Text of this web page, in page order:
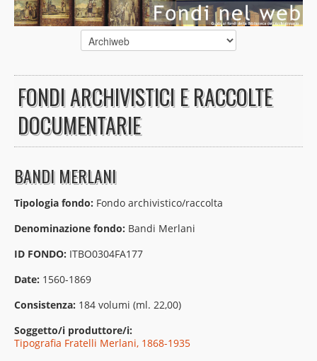
FONDI ARCHIVISTICI E RACCOLTE
DOCUMENTARIE
BANDI MERLANI
Tipologia fondo: Fondo archivistico/raccolta
Denominazione fondo: Bandi Merlani
ID FONDO: ITBO0304FA177
Date: 1560-1869
Consistenza: 184 volumi (ml. 22,00)
Soggetto/i produttore/i:
Tipografia Fratelli Merlani, 1868-1935